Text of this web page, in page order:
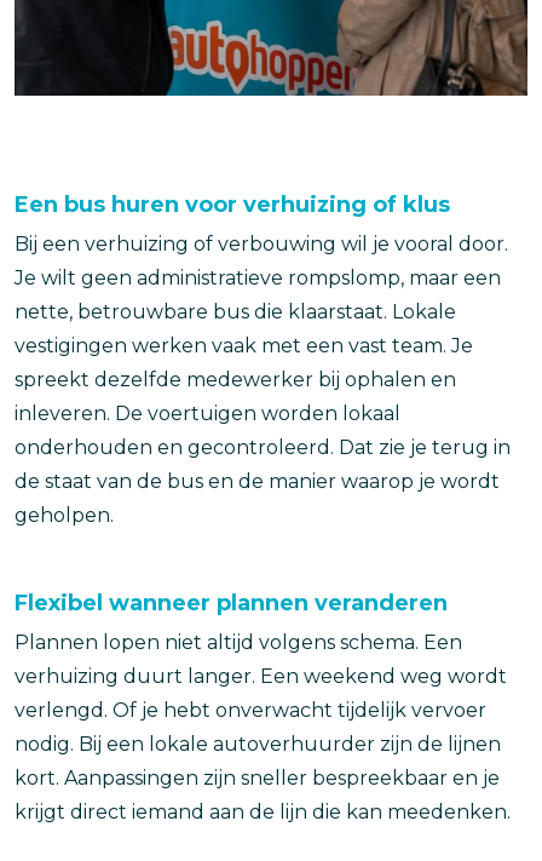
Een bus huren voor verhuizing of klus
Bij een verhuizing of verbouwing wil je vooral door.
Je wilt geen administratieve rompslomp, maar een
nette, betrouwbare bus die klaarstaat. Lokale
vestigingen werken vaak met een vast team. Je
spreekt dezelfde medewerker bij ophalen en
inleveren. De voertuigen worden lokaal
onderhouden en gecontroleerd. Dat zie je terug in
de staat van de bus en de manier waarop je wordt
geholpen.
Flexibel wanneer plannen veranderen
Plannen lopen niet altijd volgens schema. Een
verhuizing duurt langer. Een weekend weg wordt
verlengd. Of je hebt onverwacht tijdelijk vervoer
nodig. Bij een lokale autoverhuurder zijn de lijnen
kort. Aanpassingen zijn sneller bespreekbaar en je
krijgt direct iemand aan de lijn die kan meedenken.